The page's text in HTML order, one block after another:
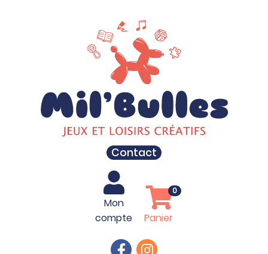
Contact
Mon
compte
Panier
0